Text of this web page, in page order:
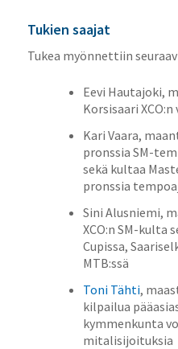
Tukien saajat
Tukea myönnettiin
Eevi Hautajoki,
Korsisaari
Kari Vaara,
pronssia SM-
sekä kultaa
pronssia
Sini Alusniemi,
XCO:n SM-kulta
Cupissa,
MTB:ssä
Toni Tähti,
kilpailua
kymmenkunta
mitalisijoituksia